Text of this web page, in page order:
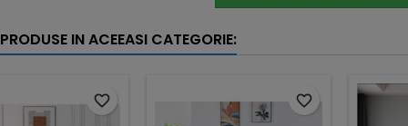
IN ACEEASI CATEGORIE:
favorite_border favorite_border